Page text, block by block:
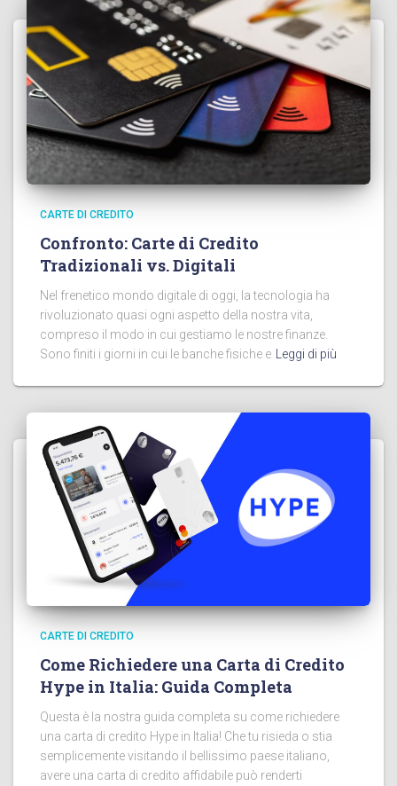
CARTE DI CREDITO
Confronto: Carte di Credito
Tradizionali vs. Digitali
Nel frenetico mondo digitale di oggi, la tecnologia ha
rivoluzionato quasi ogni aspetto della nostra vita,
compreso il modo in cui gestiamo le nostre finanze.
Sono finiti i giorni in cui le banche fisiche e
Leggi di più
CARTE DI CREDITO
Come Richiedere una Carta di Credito
Hype in Italia: Guida Completa
Questa è la nostra guida completa su come richiedere
una carta di credito Hype in Italia! Che tu risieda o stia
semplicemente visitando il bellissimo paese italiano,
avere una carta di credito affidabile può renderti